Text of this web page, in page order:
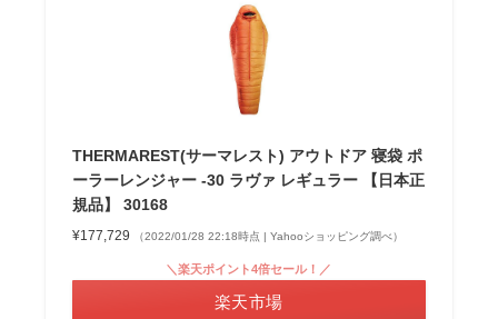
THERMAREST(サーマレスト) アウトドア 寝袋 ポ
ーラーレンジャー -30 ラヴァ レギュラー 【日本正
規品】 30168
¥177,729 （2022/01/28 22:18時点 | Yahooショッピング調べ）
＼楽天ポイント4倍セール！／
楽天市場